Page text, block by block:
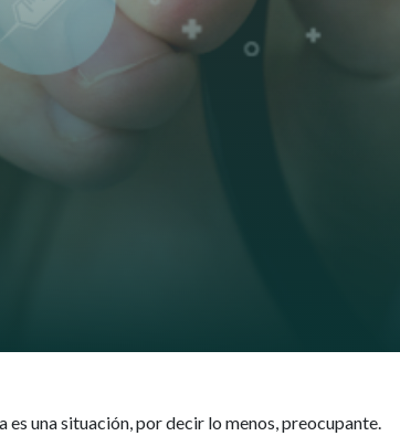
es una situación, por decir lo menos, preocupante.